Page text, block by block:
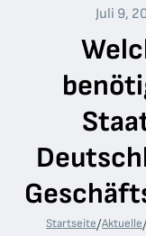
Juli 9,
Startseite/Aktuelle